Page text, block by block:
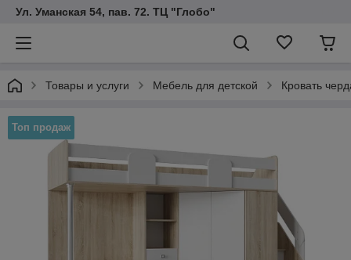
Ул. Уманская 54, пав. 72. ТЦ "Глобо"
Товары и услуги Мебель для детской Кровать
Топ продаж